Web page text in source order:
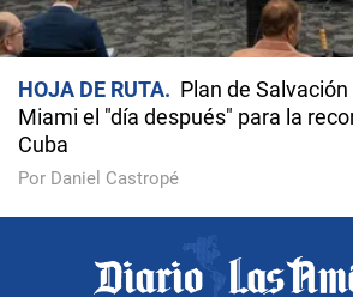
HOJA DE RUTA
Plan de
Miami el "día después" para la
Cuba
Por Daniel Castropé